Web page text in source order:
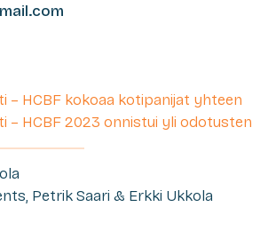
– HCBF kokoaa kotipanijat yhteen
– HCBF 2023 onnistui yli odotusten
Petrik Saari & Erkki Ukkola